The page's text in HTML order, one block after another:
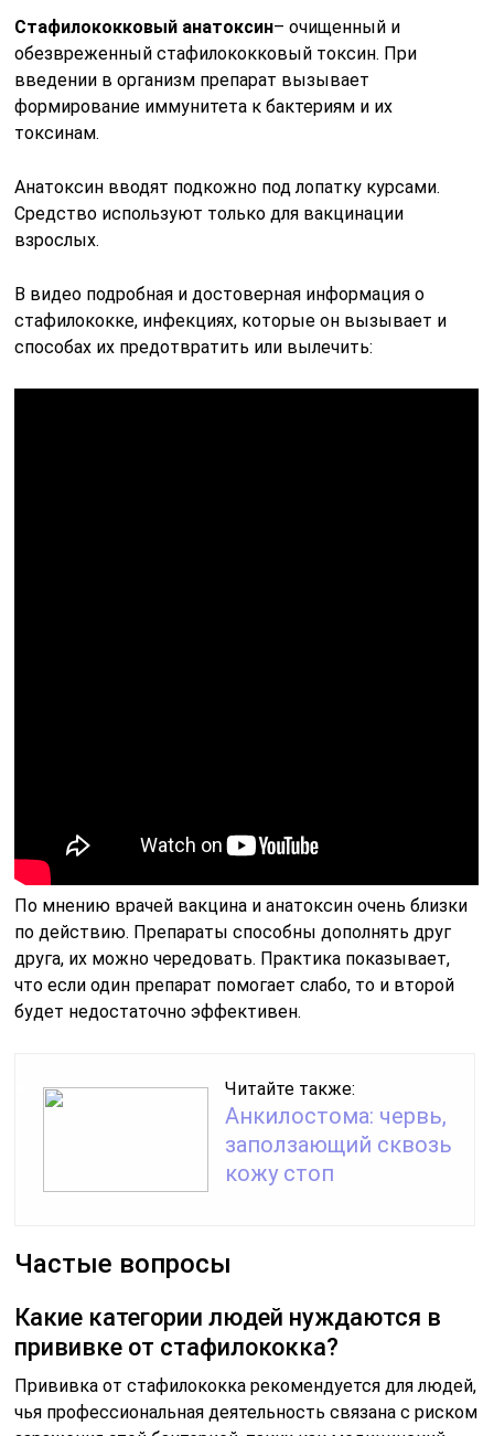
Стафилококковый анатоксин– очищенный и
обезвреженный стафилококковый токсин. При
введении в организм препарат вызывает
формирование иммунитета к бактериям и их
токсинам.
Анатоксин вводят подкожно под лопатку курсами.
Средство используют только для вакцинации
взрослых.
В видео подробная и достоверная информация о
стафилококке, инфекциях, которые он вызывает и
способах их предотвратить или вылечить:
По мнению врачей вакцина и анатоксин очень близки
по действию. Препараты способны дополнять друг
друга, их можно чередовать. Практика показывает,
что если один препарат помогает слабо, то и второй
будет недостаточно эффективен.
Читайте также:
Анкилостома: червь,
заползающий сквозь
кожу стоп
Частые вопросы
Какие категории людей нуждаются в
прививке от стафилококка?
Прививка от стафилококка рекомендуется для людей,
чья профессиональная деятельность связана с риском